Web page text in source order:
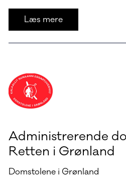
Læs mere
Administrerende
Retten i Grønland
Domstolene i Grønland